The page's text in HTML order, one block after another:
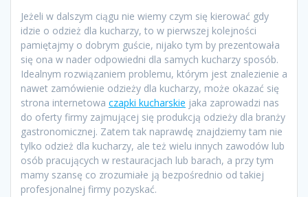
Jeżeli w dalszym ciągu nie wiemy czym się kierować gdy
idzie o odzież dla kucharzy, to w pierwszej kolejności
pamiętajmy o dobrym guście, nijako tym by prezentowała
się ona w nader odpowiedni dla samych kucharzy sposób.
Idealnym rozwiązaniem problemu, którym jest znalezienie a
nawet zamówienie odzieży dla kucharzy, może okazać się
strona internetowa czapki kucharskie jaka zaprowadzi nas
do oferty firmy zajmującej się produkcją odzieży dla branży
gastronomicznej. Zatem tak naprawdę znajdziemy tam nie
tylko odzież dla kucharzy, ale też wielu innych zawodów lub
osób pracujących w restauracjach lub barach, a przy tym
mamy szansę co zrozumiałe ją bezpośrednio od takiej
profesjonalnej firmy pozyskać.